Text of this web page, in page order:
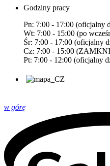
Godziny pracy
Pn: 7:00 - 17:00 (oficjalny
Wt: 7:00 - 15:00 (po
Śr: 7:00 - 17:00 (oficjalny
Cz: 7:00 - 15:00
Pt: 7:00 - 12:00 (oficjalny
w górę